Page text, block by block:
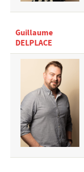
Guillaume
DELPLACE